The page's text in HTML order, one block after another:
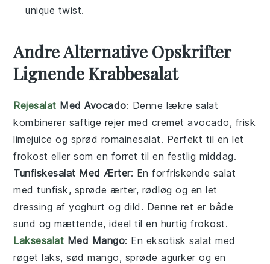
unique twist.
Andre Alternative Opskrifter
Lignende Krabbesalat
Rejesalat Med Avocado: Denne lækre salat
kombinerer saftige rejer med cremet avocado, frisk
limejuice og sprød romainesalat. Perfekt til en let
frokost eller som en forret til en festlig middag.
Tunfiskesalat Med Ærter: En forfriskende salat
med tunfisk, sprøde ærter, rødløg og en let
dressing af yoghurt og dild. Denne ret er både
sund og mættende, ideel til en hurtig frokost.
Laksesalat Med Mango: En eksotisksalat med
røget laks, sød mango, sprøde agurker og en